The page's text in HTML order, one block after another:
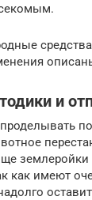
и
как имеют